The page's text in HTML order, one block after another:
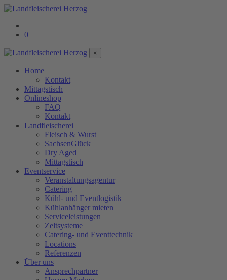
0
×
Home
Kontakt
Mittagstisch
Onlineshop
FAQ
Kontakt
Landfleischerei
Fleisch & Wurst
SachsenGlück
Dry Aged
Mittagstisch
Eventservice
Veranstaltungsagentur
Catering
Kühl- und Eventlogistik
Kühlanhänger mieten
Serviceleistungen
Zeltsysteme
Catering- und Eventtechnik
Locations
Referenzen
Über uns
Ansprechpartner